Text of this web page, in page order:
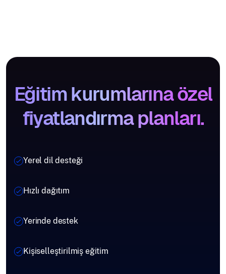
Eğitim kurumlarına özel
fiyatlandırma planları.
Yerel dil desteği
Hızlı dağıtım
Yerinde destek
Kişiselleştirilmiş eğitim